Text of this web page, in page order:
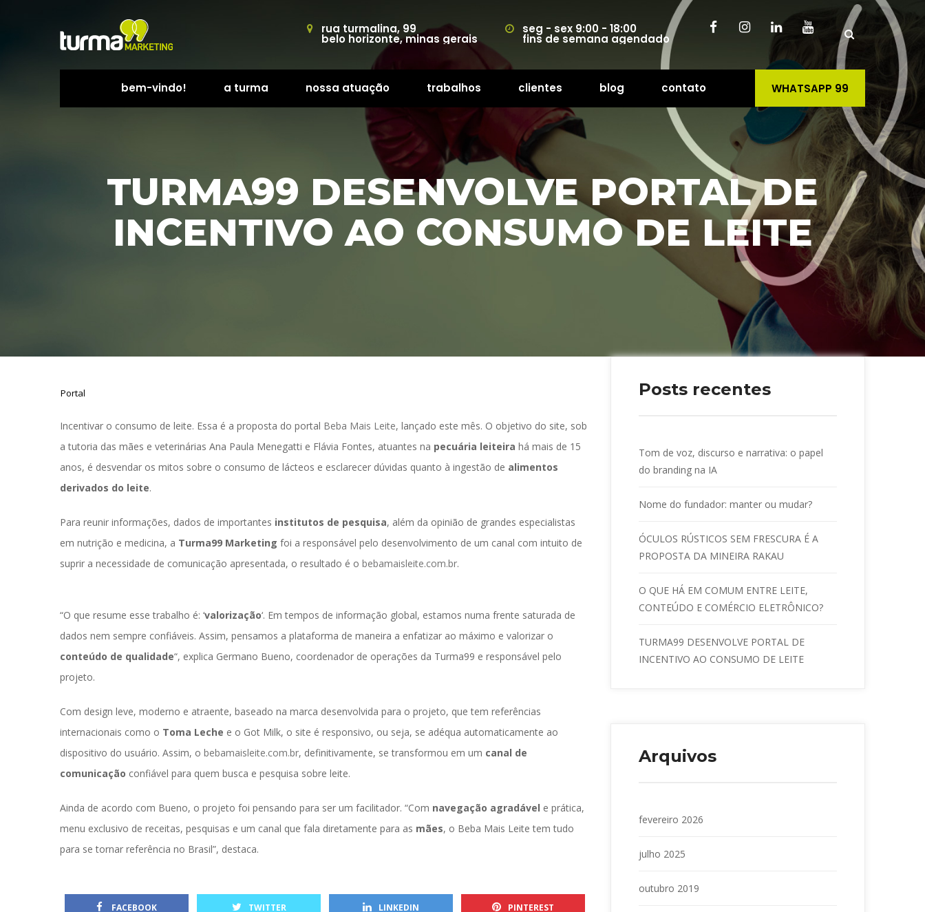
rua turmalina, 99
belo horizonte, minas gerai
eg - sex 9:00 - 18:00
fins de semana agendado
bem-vindo! a turma nossa atuação trabalho cliente blog contato WHATSAPP 99
TURMA99 DESENVOLVE PORTAL DE
INCENTIVO AO CONSUMO DE LEITE
Portal
Incentivar o consumo de leite. Essa é a proposta do portal Beba Mais Leite, lançado este mês. O objetivo do site, sob
a tutoria das mães e veterinárias Ana Paula Menegatti e Flávia Fontes, atuantes na pecuária leiteira há mais de 15
anos, é desvendar os mitos sobre o consumo de lácteos e esclarecer dúvidas quanto à ingestão de alimentos
derivados do leite.
Para reunir informações, dados de importantes institutos de pesquisa, além da opinião de grandes especialistas
em nutrição e medicina, a Turma99 Marketing foi a responsável pelo desenvolvimento de um canal com intuito de
uprir a necessidade de comunicação apresentada, o resultado é o bebamaisleite.com.br.
“O que resume esse trabalho é: ‘valorização‘. Em tempos de informação global, estamos numa frente saturada de
dados nem sempre confiáveis. Assim, pensamos a plataforma de maneira a enfatizar ao máximo e valorizar o
conteúdo de qualidade“, explica Germano Bueno, coordenador de operações da Turma99 e responsável pelo
projeto.
Com design leve, moderno e atraente, baseado na marca desenvolvida para o projeto, que tem referências
internacionais como o Toma Leche e o Got Milk, o site é responsivo, ou seja, se adéqua automaticamente ao
dispositivo do usuário. Assim, o bebamaisleite.com.br, definitivamente, se transformou em um canal de
comunicação confiável para quem busca e pesquisa sobre leite.
Ainda de acordo com Bueno, o projeto foi pensando para ser um facilitador. “Com navegação agradável e prática,
menu exclusivo de receitas, pesquisas e um canal que fala diretamente para as mãe, o Beba Mais Leite tem tudo
para se tornar referência no Brasil”, destaca.
FACEBOOK TWITTER LINKEDIN PINTEREST
Posts recente
Tom de voz, discurso e narrativa: o papel
do branding na IA
Nome do fundador: manter ou mudar?
ÓCULOS RÚSTICOS SEM FRESCURA É A
PROPOSTA DA MINEIRA RAKAU
O QUE HÁ EM COMUM ENTRE LEITE,
CONTEÚDO E COMÉRCIO ELETRÔNICO?
TURMA99 DESENVOLVE PORTAL DE
INCENTIVO AO CONSUMO DE LEITE
Arquivo
fevereiro 2026
julho 2025
outubro 2019